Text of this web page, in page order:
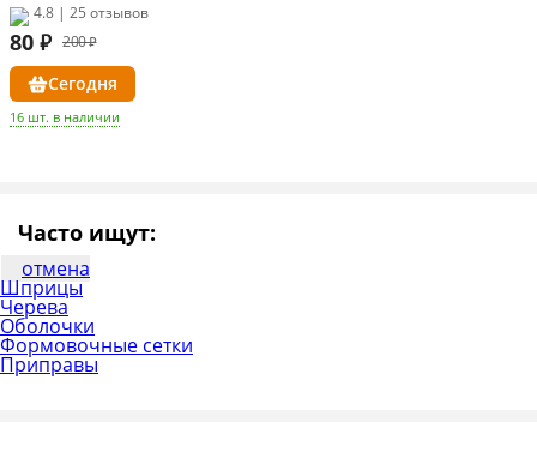
4.8 | 25 отзывов
80 ₽ 200 ₽
Сегодня
16 шт. в наличии
Часто ищут:
отмена
Шприцы
Черева
Оболочки
Формовочные сетки
Приправы